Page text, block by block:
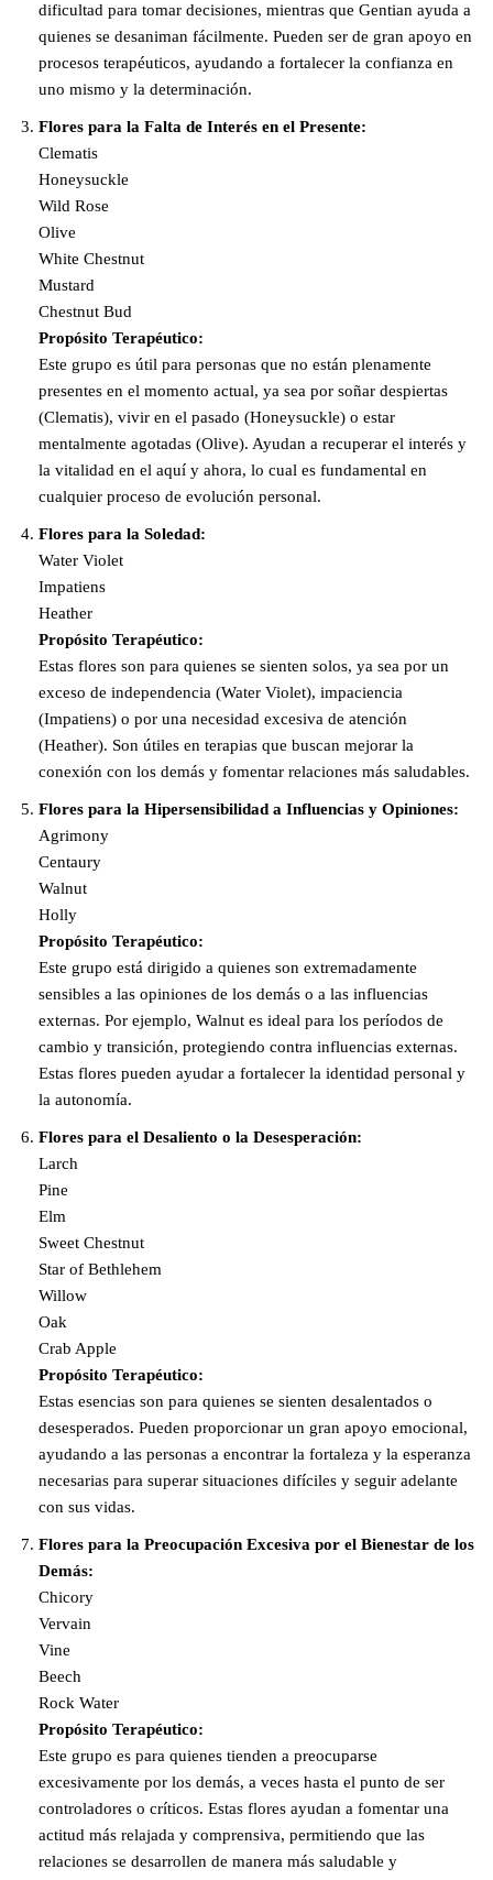
dificultad para tomar decisiones, mientras que Gentian ayuda a
quienes se desaniman fácilmente. Pueden ser de gran apoyo en
procesos terapéuticos, ayudando a fortalecer la confianza en
uno mismo y la determinación.
Flores para la Falta de Interés en el Presente:
Clematis
Honeysuckle
Wild Rose
Olive
White Chestnut
Mustard
Chestnut Bud
Propósito Terapéutico:
Este grupo es útil para personas que no están plenamente
presentes en el momento actual, ya sea por soñar despiertas
(Clematis), vivir en el pasado (Honeysuckle) o estar
mentalmente agotadas (Olive). Ayudan a recuperar el interés y
la vitalidad en el aquí y ahora, lo cual es fundamental en
cualquier proceso de evolución personal.
Flores para la Soledad:
Water Violet
Impatiens
Heather
Propósito Terapéutico:
Estas flores son para quienes se sienten solos, ya sea por un
exceso de independencia (Water Violet), impaciencia
(Impatiens) o por una necesidad excesiva de atención
(Heather). Son útiles en terapias que buscan mejorar la
conexión con los demás y fomentar relaciones más saludables.
Flores para la Hipersensibilidad a Influencias y Opiniones:
Agrimony
Centaury
Walnut
Holly
Propósito Terapéutico:
Este grupo está dirigido a quienes son extremadamente
sensibles a las opiniones de los demás o a las influencias
externas. Por ejemplo, Walnut es ideal para los períodos de
cambio y transición, protegiendo contra influencias externas.
Estas flores pueden ayudar a fortalecer la identidad personal y
la autonomía.
Flores para el Desaliento o la Desesperación:
Larch
Pine
Elm
Sweet Chestnut
Star of Bethlehem
Willow
Oak
Crab Apple
Propósito Terapéutico:
Estas esencias son para quienes se sienten desalentados o
desesperados. Pueden proporcionar un gran apoyo emocional,
ayudando a las personas a encontrar la fortaleza y la esperanza
necesarias para superar situaciones difíciles y seguir adelante
con sus vidas.
Flores para la Preocupación Excesiva por el Bienestar de los
Demás:
Chicory
Vervain
Vine
Beech
Rock Water
Propósito Terapéutico:
Este grupo es para quienes tienden a preocuparse
excesivamente por los demás, a veces hasta el punto de ser
controladores o críticos. Estas flores ayudan a fomentar una
actitud más relajada y comprensiva, permitiendo que las
relaciones se desarrollen de manera más saludable y